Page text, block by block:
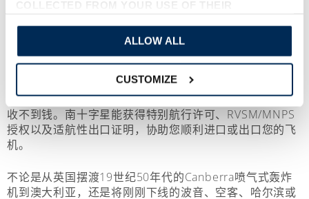
ALLOW ALL
CUSTOMIZE
安装辅助摆渡燃油系统，如需要
交付前，客户会收到完整的路线分析及航行时刻表。交付
过程中，客户会定期被告知进展和抵达时刻。我们使用自
己的ICAO呼号和航班号，允许全球各地的航空当局和服务
提供商直接向我们收取使用费，让他们不用担心数个月后
收不到钱。南十字星能获得特别航行许可、RVSM/MNPS
授权以及适航性出口证明，协助您顺利进口或出口您的飞
机。
不论是从英国摆渡19世纪50年代的Canberra喷气式轰炸
机到澳大利亚，还是将刚刚下线的波音、空客、哈尔滨或